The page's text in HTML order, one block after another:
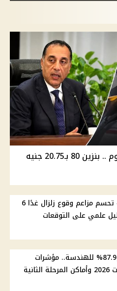
أسعار الوقود في مصر اليوم .. بنزين 80 بـ20.75 جنيه
البحوث الفلكية تحسم مزاعم وقوع زلزال غدًا 6
علمي على التوقعات
92.8% للطب و87.9% للهندسة.. مؤشرات